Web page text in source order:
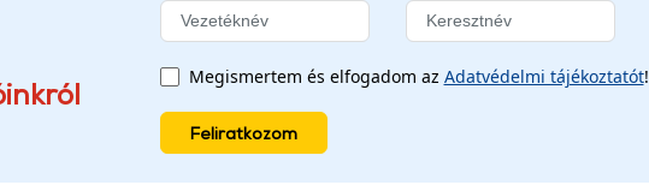
Megismertem és elfogadom az Adatvédelmi tájékoztatót!
Feliratkozom